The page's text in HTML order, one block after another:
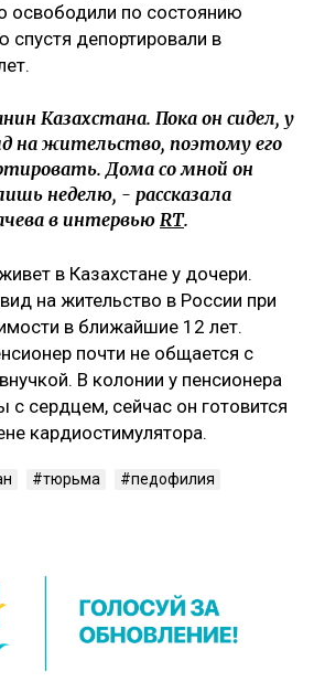
освободили по состоянию
спустя депортировали в
Казахстана. Пока он сидел, у
на жительство, поэтому его
Дома со мной он
неделю, - рассказала
в интервьюRT.
в Казахстане у дочери.
на жительство в России при
в ближайшие 12 лет.
почти не общается с
В колонии у пенсионера
с сердцем, сейчас он готовится
кардиостимулятора.
тюрьма
педофилия